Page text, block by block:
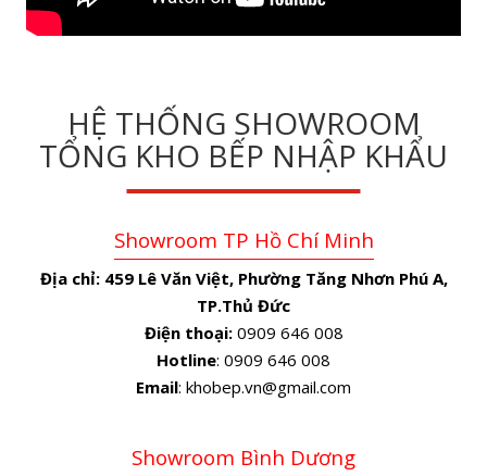
HỆ THỐNG SHOWROOM
TỔNG KHO BẾP NHẬP KHẨU
Showroom TP Hồ Chí Minh
Địa chỉ: 459 Lê Văn Việt, Phường Tăng Nhơn Phú A,
TP.Thủ Đức
Điện thoại:0909 646 008
Hotline: 0909 646 008
Email: khobep.vn@gmail.com
Showroom Bình Dương